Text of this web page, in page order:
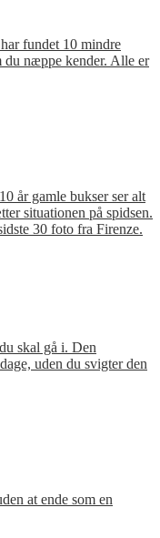
fundet 10 mindre
næppe kender. Alle er
år gamle bukser ser alt
situationen på spidsen.
30 foto fra Firenze.
skal gå i. Den
uden du svigter den
at ende som en